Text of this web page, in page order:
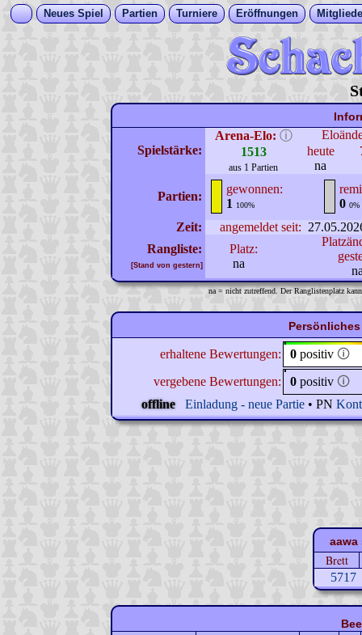
Neues Spiel Partien Turniere Eröffnungen
Spielstärke:
Arena-Elo: ⓘ
1513
aus 1 Partien
heute
na
Partien:
gewonnen:
1
100%
0 0%
Zeit: angemeldet seit:
Rangliste:
[Stand von gestern]
Platz:
na
na = nicht zutreffend. Der Ranglistenplatz
erhaltene Bewertungen: 0 positiv 🛈
vergebene Bewertungen:
0 positiv 🛈
offline
Einladung - neue Partie • PN
aawa
Brett
5717